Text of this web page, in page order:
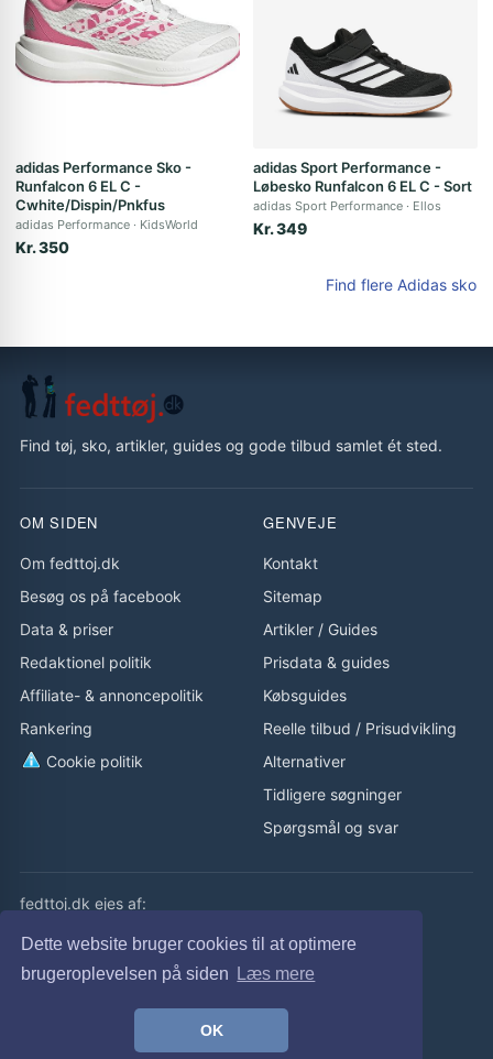
Dette website bruger cookies til at optimere
brugeroplevelsen på siden
Læs mere
OK
adidas Performance Sko -
Runfalcon 6 EL C -
Cwhite/Dispin/Pnkfus
adidas Performance KidsWorld
Kr. 350
adidas Sport Performance -
Løbesko Runfalcon 6 EL C - Sort
adidas Sport Performance Ellos
Kr. 349
Find flere Adidas sko
Find tøj, sko, artikler, guides og gode tilbud samlet ét sted.
OM SIDEN
Om fedttoj.dk
Besøg os på facebook
Data & priser
Redaktionel politik
Affiliate- & annoncepolitik
Rankering
Cookie politik
GENVEJE
Kontakt
Sitemap
Artikler / Guides
Prisdata & guides
Købsguides
Reelle tilbud / Prisudvikling
Alternativer
Tidligere søgninger
Spørgsmål og svar
fedttoj.dk ejes af:
eLaursen ApS
Cvr: 32308929